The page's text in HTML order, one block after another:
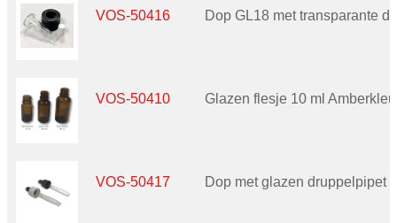
VOS-50416 Dop GL18 met transparante
VOS-50410 Glazen flesje 10 ml
VOS-50417 Dop met glazen druppelpipet